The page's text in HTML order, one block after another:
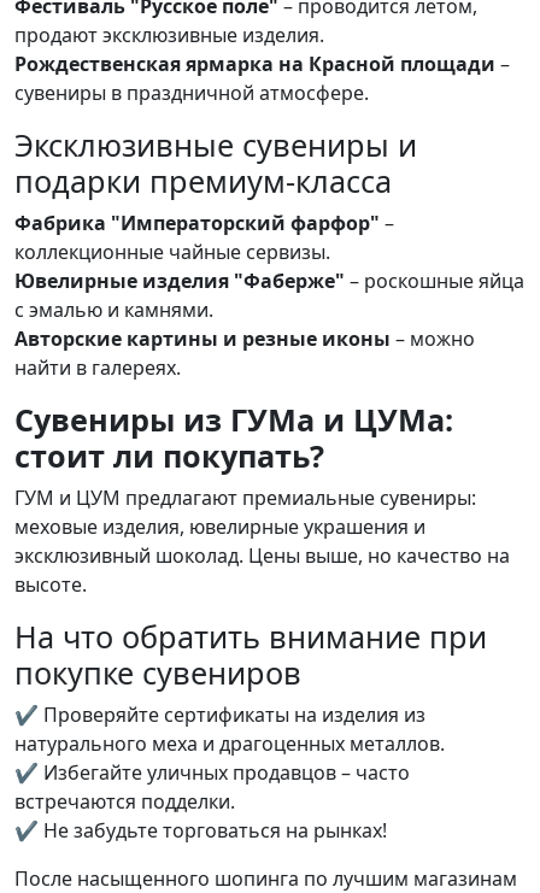
Фестиваль "Русское поле" – проводится летом,
продают эксклюзивные изделия.
Рождественская ярмарка на Красной площади –
сувениры в праздничной атмосфере.
Эксклюзивные сувениры и
подарки премиум-класса
Фабрика "Императорский фарфор" –
коллекционные чайные сервизы.
Ювелирные изделия "Фаберже" – роскошные яйца
с эмалью и камнями.
Авторские картины и резные иконы – можно
найти в галереях.
Сувениры из ГУМа и ЦУМа:
стоит ли покупать?
ГУМ и ЦУМ предлагают премиальные сувениры:
меховые изделия, ювелирные украшения и
эксклюзивный шоколад. Цены выше, но качество на
высоте.
На что обратить внимание при
покупке сувениров
✔ Проверяйте сертификаты на изделия из
натурального меха и драгоценных металлов.
✔ Избегайте уличных продавцов – часто
встречаются подделки.
✔ Не забудьте торговаться на рынках!
После насыщенного шопинга по лучшим магазинам